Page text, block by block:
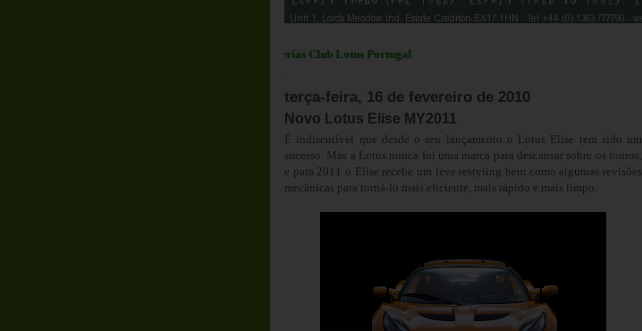
Parcerias Club Lotus Portugal
terça-feira, 16 de fevereiro de 2010
Novo Lotus Elise MY2011
É indiscutível que desde o seu lançamento o Lotus Elise tem sido um
sucesso. Mas a Lotus nunca foi uma marca para descansar sobre os louros,
e para 2011 o Elise recebe um leve restyling bem como algumas revisões
mecânicas para torná-lo mais eficiente, mais rápido e mais limpo.